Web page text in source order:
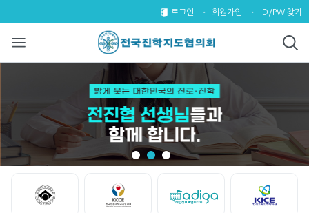
전국진학지도협의회
로그인 회원가입 ID/PW 찾기